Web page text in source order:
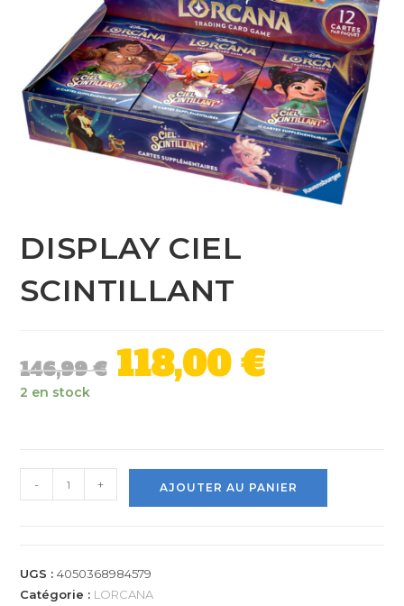
DISPLAY CIEL
SCINTILLANT
146,99€ 118,00€
2 en stock
- + AJOUTER AU PANIER
UGS :4050368984579
Catégorie : LORCANA